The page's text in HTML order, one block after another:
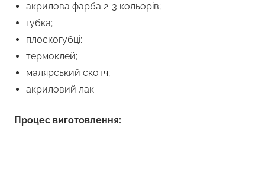
акрилова фарба 2-3 кольорів;
губка;
плоскогубці;
термоклей;
малярський скотч;
акриловий лак.
Процес виготовлення: